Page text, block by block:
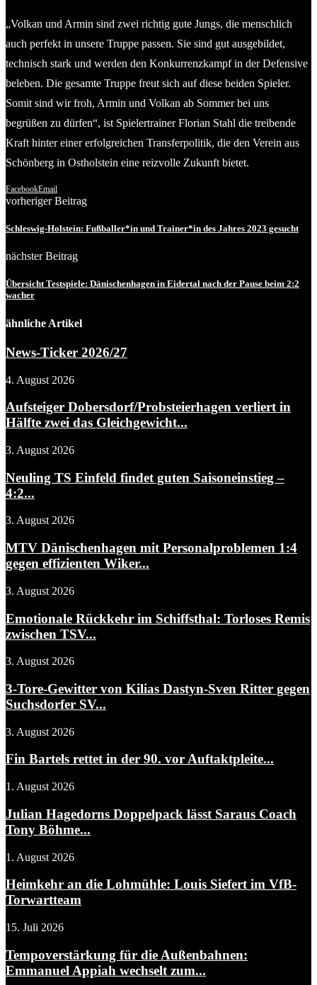
„Volkan und Armin sind zwei richtig gute Jungs, die menschlich
auch perfekt in unsere Truppe passen. Sie sind gut ausgebildet,
technisch stark und werden den Konkurrenzkampf in der Defensive
beleben. Die gesamte Truppe freut sich auf diese beiden Spieler.
Somit sind wir froh, Armin und Volkan ab Sommer bei uns
begrüßen zu dürfen“, ist Spielertrainer Florian Stahl die treibende
Kraft hinter einer erfolgreichen Transferpolitik, die den Verein aus
Schönberg in Ostholstein eine reizvolle Zukunft bietet.
FacebookEmail
vorheriger Beitrag
Schleswig-Holstein: Fußballer*in und Trainer*in des Jahres 2023 gesucht
nächster Beitrag
Übersicht Testspiele: Dänischenhagen in Eidertal nach der Pause beim 2:2
wacher
ähnliche Artikel
News-Ticker 2026/27
4. August 2026
Aufsteiger Dobersdorf/Probsteierhagen verliert in
Hälfte zwei das Gleichgewicht...
3. August 2026
Neuling TS Einfeld findet guten Saisoneinstieg –
4:2...
3. August 2026
MTV Dänischenhagen mit Personalproblemen 1:4
gegen effizienten Wiker...
3. August 2026
Emotionale Rückkehr im Schiffsthal: Torloses Remis
zwischen TSV...
3. August 2026
3-Tore-Gewitter von Kilias Dastyn-Sven Ritter gegen
Suchsdorfer SV...
3. August 2026
Fin Bartels rettet in der 90. vor Auftaktpleite...
1. August 2026
Julian Hagedorns Doppelpack lässt Saraus Coach
Tony Böhme...
1. August 2026
Heimkehr an die Lohmühle: Louis Siefert im VfB-
Torwartteam
15. Juli 2026
Tempoverstärkung für die Außenbahnen:
Emmanuel Appiah wechselt zum...